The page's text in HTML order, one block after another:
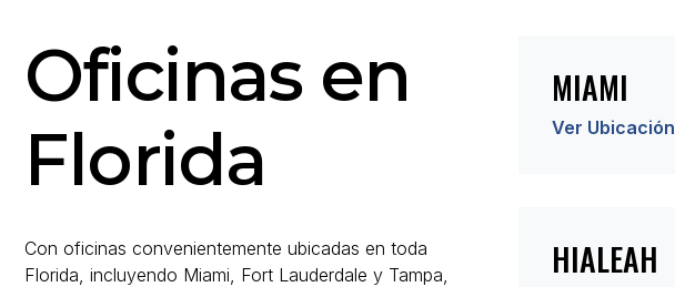
Oficinas en
Florida
Con oficinas convenientemente ubicadas en toda
Florida, incluyendo Miami, Fort Lauderdale y Tampa,
MIAMI
Ver Ubicación
HIALEAH